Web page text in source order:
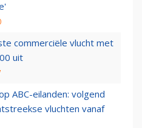
commerciële vlucht met
uit
ABC-eilanden: volgend
vluchten vanaf